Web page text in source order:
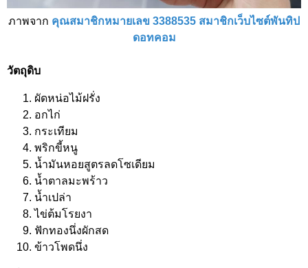
ภาพจาก คุณสมาชิกหมายเลข 3388535 สมาชิกเว็บไซต์พันทิป
ดอทคอม
วัตถุดิบ
ผัดหน่อไม้ฝรั่ง
อกไก่
กระเทียม
พริกขี้หนู
น้ำมันหอยสูตรลดโซเดียม
น้ำตาลมะพร้าว
น้ำเปล่า
ไข่ต้มโรยงา
ฟักทองนึ่งผักสด
ข้าวโพดนึ่ง